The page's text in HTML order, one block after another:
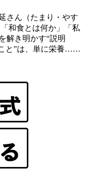
さん（たまり・やす
和食とは何か」「私
解き明かす“説明
と”は、単に栄養……